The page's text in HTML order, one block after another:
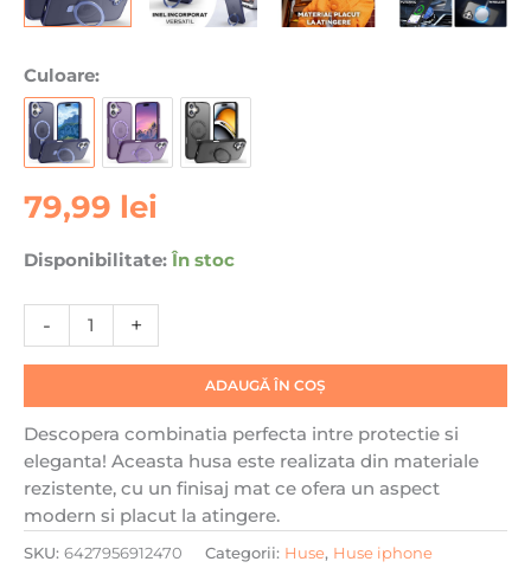
Culoare:
79,99 lei
Disponibilitate: În stoc
-
Cantitate
Husa
pentru
Apple
17
Matte
Antisoc,
Incarcare
stand,
Albastru
+
ADAUGĂ ÎN COȘ
Descopera combinatia perfecta intre protectie si
eleganta! Aceasta husa este realizata din materiale
rezistente, cu un finisaj mat ce ofera un aspect
modern si placut la atingere.
SKU: 6427956912470 Categorii: Huse, Huse iphone